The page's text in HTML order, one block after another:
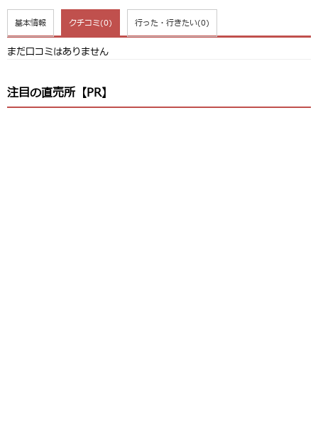
基本情報 クチコミ(0) 行った・行きたい(0)
まだ口コミはありません
注目の直売所【PR】